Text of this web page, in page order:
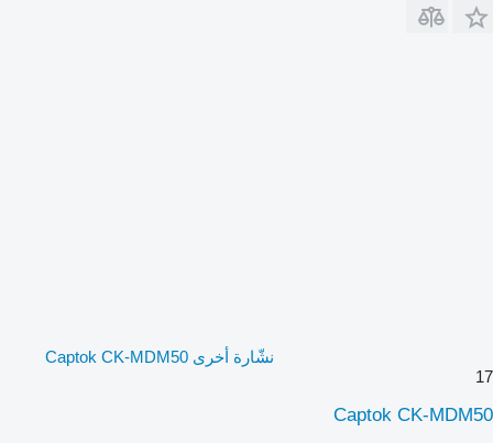
نشّارة أخرى Captok CK-MDM50
17
Captok CK-MDM50